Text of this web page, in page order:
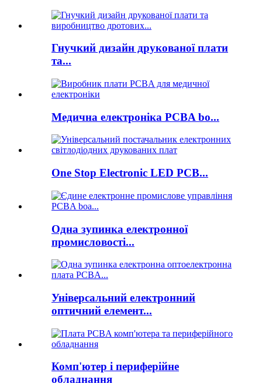
Гнучкий дизайн друкованої плати
та...
Медична електроніка PCBA bo...
One Stop Electronic LED PCB...
Одна зупинка електронної
промисловості...
Універсальний електронний
оптичний елемент...
Комп'ютер і периферійне
обладнання